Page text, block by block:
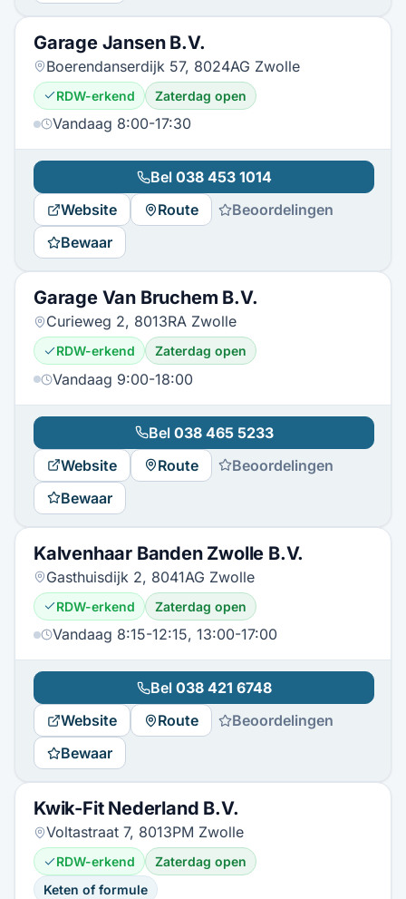
Garage Jansen B.V.
Boerendanserdijk 57, 8024AG Zwolle
RDW-erkend Zaterdag open
Vandaag 8:00-17:30
Bel 038 453 1014
Website
Route
Beoordelingen
Bewaar
Garage Van Bruchem B.V.
Curieweg 2, 8013RA Zwolle
RDW-erkend Zaterdag open
Vandaag 9:00-18:00
Bel 038 465 5233
Website
Route
Beoordelingen
Bewaar
Kalvenhaar Banden Zwolle B.V.
Gasthuisdijk 2, 8041AG Zwolle
RDW-erkend Zaterdag open
Vandaag 8:15-12:15, 13:00-17:00
Bel 038 421 6748
Website
Route
Beoordelingen
Bewaar
Kwik-Fit Nederland B.V.
Voltastraat 7, 8013PM Zwolle
RDW-erkend
Zaterdag open
Keten of formule